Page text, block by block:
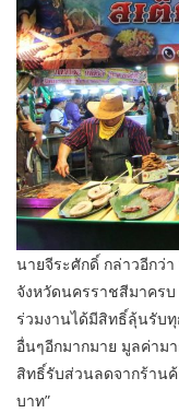
นายจีระศักดิ์ กล่าวอีกว่
จังหวัดนครราชสีมาครบ
ร่วมงานได้มีสิทธิ์ลุ้นรับ
อื่นๆอีกมากมาย มูลค่าม
สิทธิ์รับส่วนลดจากร้าน
บาท”